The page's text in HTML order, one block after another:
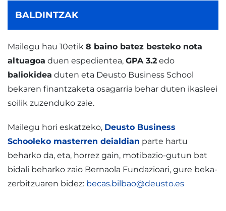
BALDINTZAK
Mailegu hau 10etik 8 baino batez besteko nota
altuagoa duen espedientea, GPA 3.2 edo
baliokidea duten eta Deusto Business School
bekaren finantzaketa osagarria behar duten ikasleei
soilik zuzenduko zaie.
Mailegu hori eskatzeko, Deusto Business
Schooleko masterren deialdian parte hartu
beharko da, eta, horrez gain, motibazio-gutun bat
bidali beharko zaio Bernaola Fundazioari, gure beka-
zerbitzuaren bidez: becas.bilbao@deusto.es